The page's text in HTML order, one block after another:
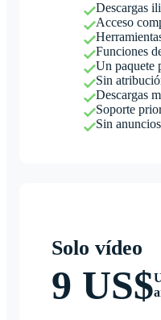
Descargas
Acceso
Funciones
Un paquete
Sin
Descargas
Soporte
Sin anuncios
Solo vídeo
9 US$